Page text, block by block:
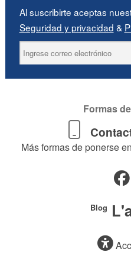
Artículos en venta
Nuevos productos
Los más vendidos
Al suscribirte aceptas
Seguridad y privacidad &
Formas
Más formas de ponerse
Blog